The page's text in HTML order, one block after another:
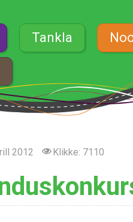
Tankla
2012 Klikke: 7110